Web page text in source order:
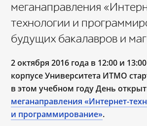
меганаправления
технологии и
будущих бакалавров и
2 октября 2016 года в 12:00 и
корпусе Университета ИТМО
в этом учебном году День
меганаправления «Интернет-
и программирование».